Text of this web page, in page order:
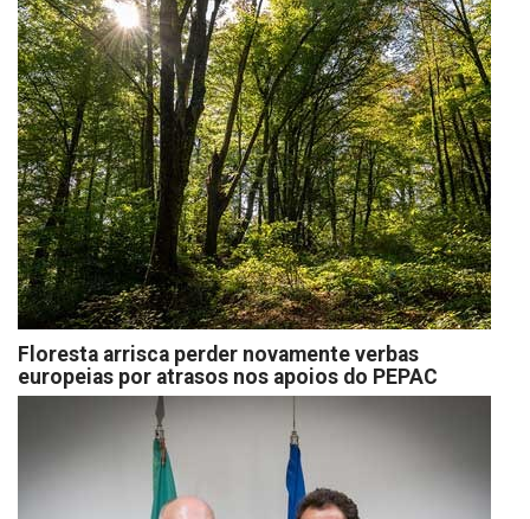
Floresta arrisca perder novamente verbas
europeias por atrasos nos apoios do PEPAC